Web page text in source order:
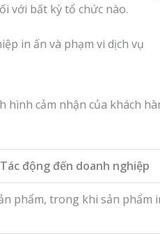
với bất kỳ tổ chức nào.
cảm nhận của khách
Tác động đến doanh nghiệp
phẩm, trong khi sản phẩm